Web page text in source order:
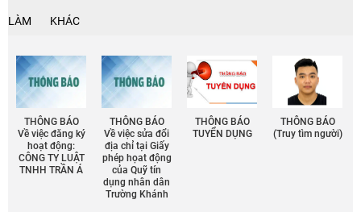
LÀM KHÁC
THÔNG BÁO
Về việc đăng ký
hoạt động:
CÔNG TY LUẬT
TNHH TRẦN Á
THÔNG BÁO
Về việc sửa đổi
địa chỉ tại Giấy
phép họat động
của Quỹ tín
dụng nhân dân
Trường Khánh
THÔNG BÁO
TUYỂN DỤNG
THÔNG BÁO
(Truy tìm người)